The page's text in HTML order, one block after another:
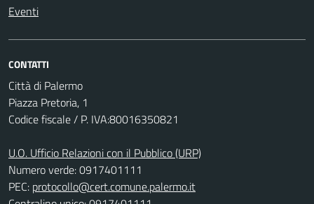
Eventi
CONTATTI
Città di Palermo
Piazza Pretoria, 1
Codice fiscale / P. IVA:80016350821
U.O. Ufficio Relazioni con il Pubblico (URP)
Numero verde: 0917401111
PEC: protocollo@cert.comune.palermo.it